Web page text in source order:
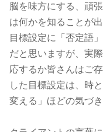
脳を味方にする、頑
は何かを知ることが出
目標設定に「否定語
だと思いますが、実
応するか皆さんはご
した目標設定は、時
変える」ほどの気づ